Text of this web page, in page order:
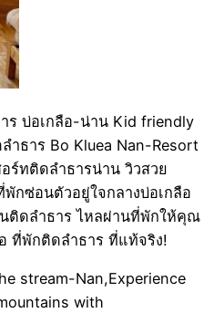
ร บ่อเกลือ-น่าน Kid friendly
ำธาร Bo Kluea Nan-Resort
ร์ทติดลำธารน่าน วิวสวย
กซ่อนตัวอยู่ใจกลางบ่อเกลือ
ติดลำธาร ไหลผ่านที่พักให้คุณ
ที่พักติดลำธาร ที่แท้จริง!
stream-Nan,Experience
with